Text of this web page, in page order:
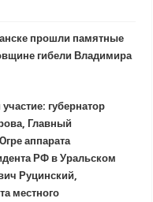
прошли памятные
гибели Владимира
губернатор
, Главный
аппарата
РФ в Уральском
Руцинский
местного